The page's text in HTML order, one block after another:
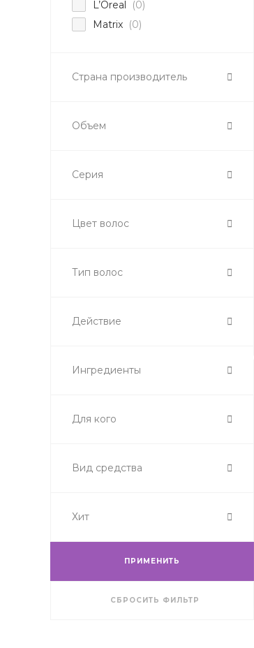
L’Oreal
(0)
Matrix (0)
Страна производитель
Объем
Серия
Цвет волос
Тип волос
Действие
Ингредиенты
Для кого
Вид средства
Хит
ПРИМЕНИТЬ
СБРОСИТЬ ФИЛЬТР